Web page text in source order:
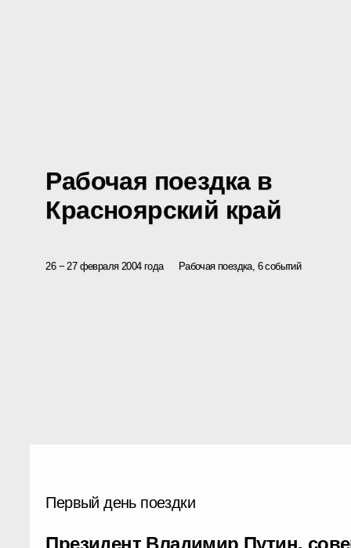
Рабочая поездка в
Красноярский край
26 − 27 февраля 2004 года Рабочая поездка, 6 событий
Первый день поездки
Президент Владимир Путин,